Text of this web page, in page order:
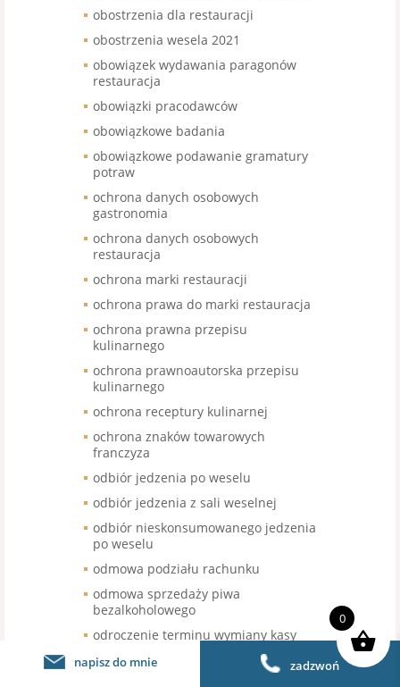
obostrzenia dla restauracji
obostrzenia wesela 2021
obowiązek wydawania paragonów
restauracja
obowiązki pracodawców
obowiązkowe badania
obowiązkowe podawanie gramatury
potraw
ochrona danych osobowych
gastronomia
ochrona danych osobowych
restauracja
ochrona marki restauracji
ochrona prawa do marki restauracja
ochrona prawna przepisu
kulinarnego
ochrona prawnoautorska przepisu
kulinarnego
ochrona receptury kulinarnej
ochrona znaków towarowych
franczyza
odbiór jedzenia po weselu
odbiór jedzenia z sali weselnej
odbiór nieskonsumowanego jedzenia
po weselu
odmowa podziału rachunku
odmowa sprzedaży piwa
bezalkoholowego
odroczenie terminu wymiany kasy
odroczenie wymiany kas fiskalnej
napisz do mnie zadzwoń
0